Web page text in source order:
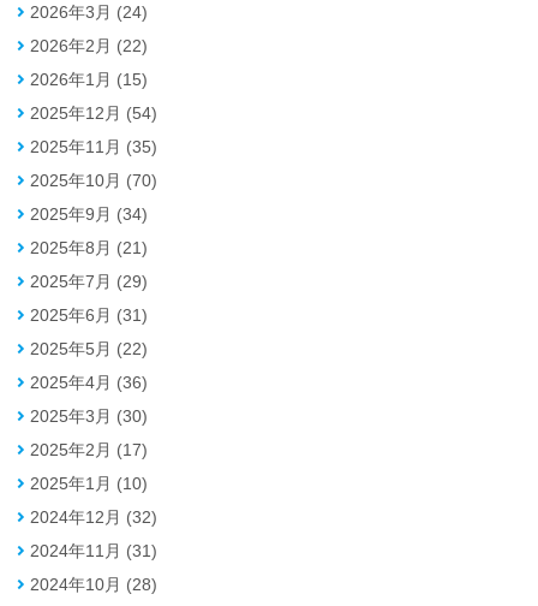
2026年3月 (24)
2026年2月 (22)
2026年1月 (15)
2025年12月 (54)
2025年11月 (35)
2025年10月 (70)
2025年9月 (34)
2025年8月 (21)
2025年7月 (29)
2025年6月 (31)
2025年5月 (22)
2025年4月 (36)
2025年3月 (30)
2025年2月 (17)
2025年1月 (10)
2024年12月 (32)
2024年11月 (31)
2024年10月 (28)